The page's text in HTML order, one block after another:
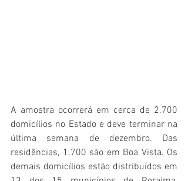
A amostra ocorrerá em cerca de 2.700
domicílios no Estado e deve terminar na
última semana de dezembro. Das
residências, 1.700 são em Boa Vista. Os
demais domicílios estão distribuídos em